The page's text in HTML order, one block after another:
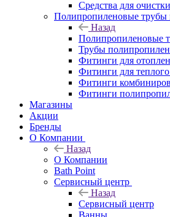
Средства для очистки
Полипропиленовые трубы
Назад
Полипропиленовые
Трубы
Фитинги для
Фитинги для
Фитинги
Фитинги
Магазины
Акции
Бренды
О Компании
Назад
О Компании
Bath Point
Сервисный центр
Назад
Сервисный центр
Ванны